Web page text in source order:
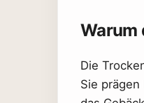
Warum
Die
Sie